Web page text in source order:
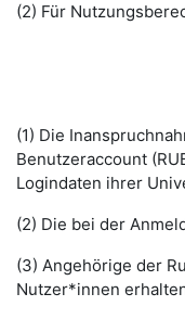
(2) Für
(1) Die
Benutzeraccount
Logindaten ihrer
(2) Die bei der
(3) Angehörige der
Nutzer*innen